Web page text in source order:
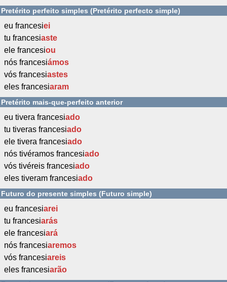
Pretérito perfeito simples (Pretérito perfecto simple)
eu francesiei
tu francesiaste
ele francesiou
nós francesiámos
vós francesiastes
eles francesiaram
Pretérito mais-que-perfeito anterior
eu tivera francesiado
tu tiveras francesiado
ele tivera francesiado
nós tivéramos francesiado
vós tivéreis francesiado
eles tiveram francesiado
Futuro do presente simples (Futuro simple)
eu francesiarei
tu francesiarás
ele francesiará
nós francesiaremos
vós francesiareis
eles francesiarão